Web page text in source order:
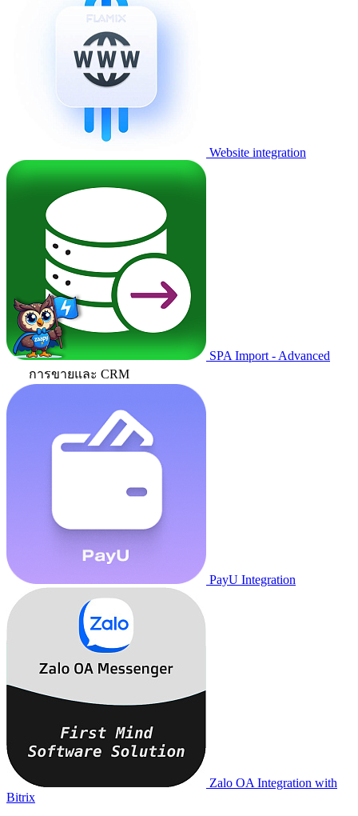
Website integration
SPA Import - Advanced
การขายและ CRM
PayU Integration
Zalo OA Integration with
Bitrix